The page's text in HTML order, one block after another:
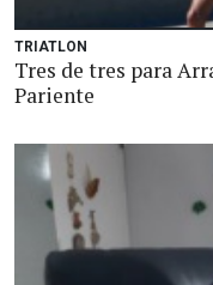
TRIATLON
Tres de tres para
Pariente